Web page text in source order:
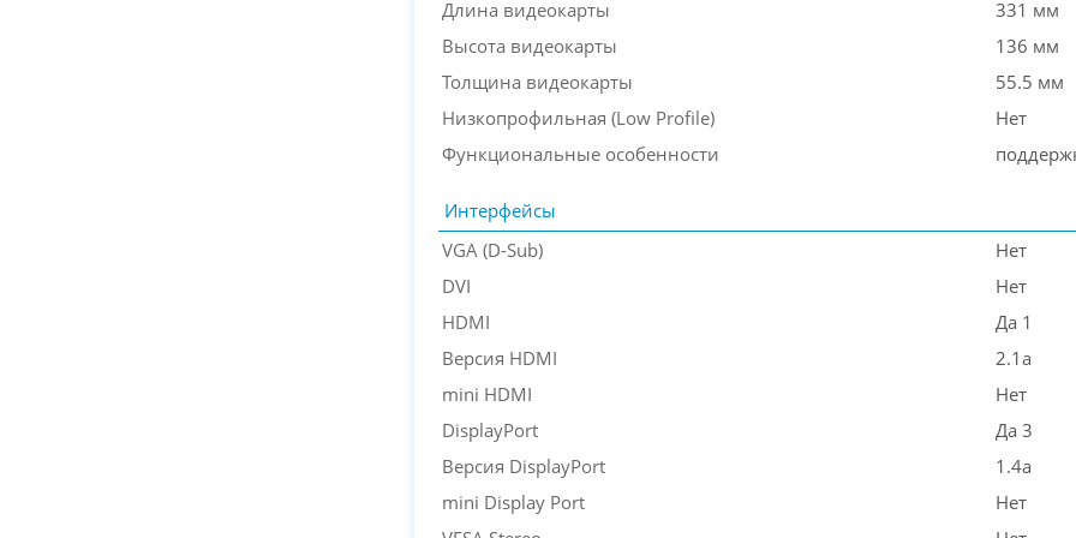
Длина видеокарты
331 мм
Высота видеокарты
136 мм
Толщина видеокарты
55.5 мм
Низкопрофильная (Low Profile)
Нет
Функциональные особенности
Интерфейсы
VGA (D-Sub)
Нет
DVI
Нет
HDMI
Да 1
Версия HDMI
2.1a
mini HDMI
Нет
DisplayPort
Да 3
Версия DisplayPort
1.4a
mini Display Port
Нет